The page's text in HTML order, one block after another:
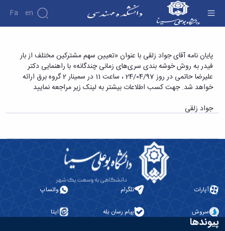
Fa En
دانشکده
درباره
دانشکده
تاریخچه
ریاست
دانشکده
آلبوم
آموزشی
پژوهشی
معاونت
تحصیلات
پژوهش
نشریات
پایان نامه آقای جواد زلقی با عنوان «تعیین سهم
مشترکین مختلف از بار فیدر به روش خوشه بندی
سری‌های زمانی چندگانه» - دانشکده فنی و
مهندسی
پایان نامه آقای جواد زلقی با عنوان «تعیین سهم مشترکین مختلف از بار
فیدر به روش خوشه بندی سری‌های زمانی چندگانه» با راهنمایی دکتر
علیرضا حاتمی در روز 24/04/97 ، ساعت 11 در سمینار 2 گروه برق ارائه
خواهد شد. جهت کسب اطلاعات بیشتر به لینک زیر مراجعه نمایید
جواد زلقی
آپارات تلگرام واتساپ
سروش پیام رسان بله ایتا
پیوندها